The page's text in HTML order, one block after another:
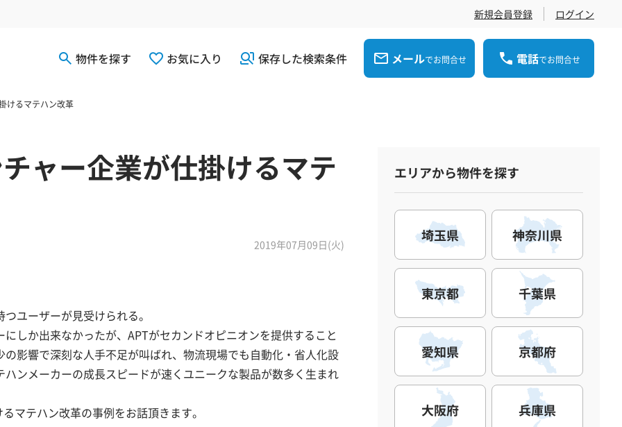
新規会員登録 ログイン
物件を探す お気に入り 保存した検索条件 メールでお問合せ 電話でお問合せ
けるマテハン改革
ャー企業が仕掛けるマテ
2019年07月09日(火)
ユーザーが見受けられる。
しか出来なかったが、APTがセカンドオピニオンを提供すること
影響で深刻な人手不足が叫ばれ、物流現場でも自動化・省人化設
ンメーカーの成長スピードが速くユニークな製品が数多く生まれ
テハン改革の事例をお話頂きます。
エリアから物件を探す
埼玉県 神奈川県
東京都 千葉県
愛知県 京都府
大阪府 兵庫県